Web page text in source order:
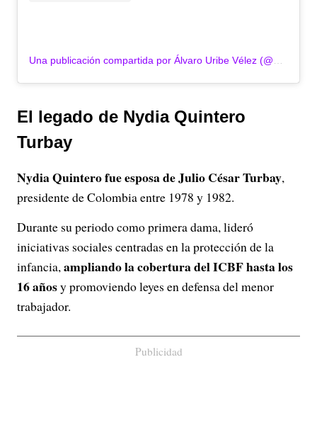
El legado de Nydia Quintero
Turbay
Nydia Quintero fue esposa de Julio César Turbay,
presidente de Colombia entre 1978 y 1982.
Durante su periodo como primera dama, lideró
iniciativas sociales centradas en la protección de la
infancia, ampliando la cobertura del ICBF hasta los
16 añosy promoviendo leyes en defensa del menor
trabajador.
Publicidad